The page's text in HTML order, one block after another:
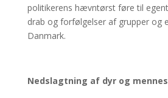
politikerens hævntørst føre til
drab og forfølgelser af grupper og
Danmark.
Nedslagtning af dyr og